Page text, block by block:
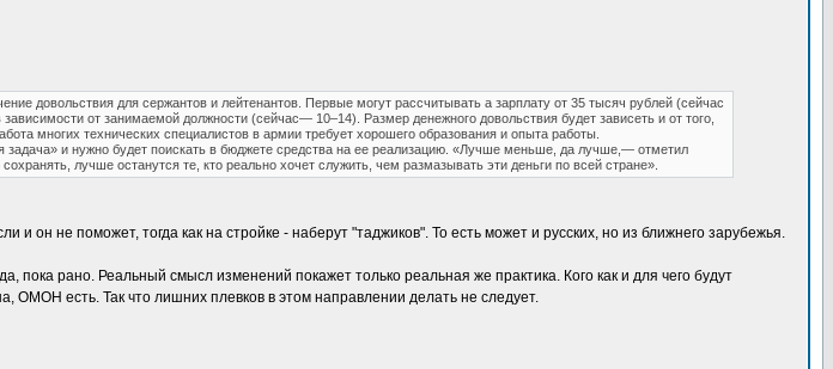
довольствия для сержантов и лейтенантов. Первые могут рассчитывать а зарплату от 35 тысяч рублей (сейчас
от занимаемой должности (сейчас— 10–14). Размер денежного довольствия будет зависеть и от того,
многих технических специалистов в армии требует хорошего образования и опыта работы.
и нужно будет поискать в бюджете средства на ее реализацию. «Лучше меньше, да лучше,— отметил
лучше останутся те, кто реально хочет служить, чем размазывать эти деньги по всей стране».
он не поможет, тогда как на стройке - наберут "таджиков". То есть может и русских, но из ближнего зарубежья.
пока рано. Реальный смысл изменений покажет только реальная же практика. Кого как и для чего будут
ОМОН есть. Так что лишних плевков в этом направлении делать не следует.